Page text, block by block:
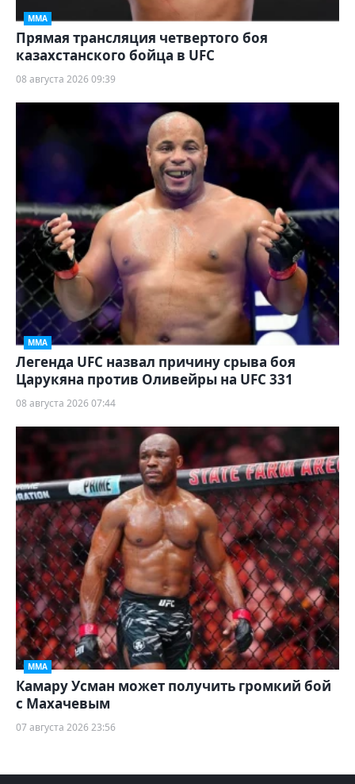
ММА
Прямая трансляция четвертого боя
казахстанского бойца в UFC
08 августа 2026 09:39
ММА
Легенда UFC назвал причину срыва боя
Царукяна против Оливейры на UFC 331
08 августа 2026 07:44
ММА
Камару Усман может получить громкий бой
с Махачевым
07 августа 2026 23:56